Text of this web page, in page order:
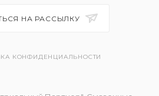
НА РАССЫЛКУ
КОНФИДЕНЦИАЛЬНОСТИ